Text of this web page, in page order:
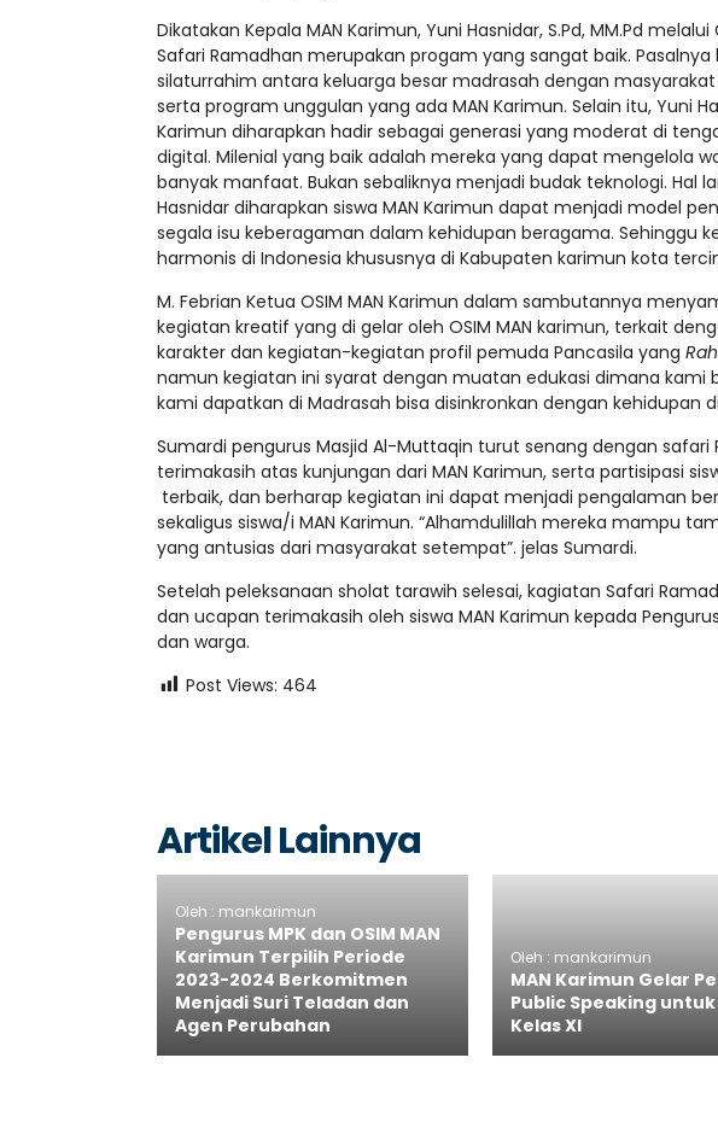
Dikatakan Kepala MAN Karimun, Yuni Hasnidar, S.Pd, MM.Pd
Safari Ramadhan merupakan progam yang sangat baik.
silaturrahim antara keluarga besar madrasah dengan
serta program unggulan yang ada MAN Karimun. Selain itu, Yuni
Karimun diharapkan hadir sebagai generasi yang moderat di
digital. Milenial yang baik adalah mereka yang dapat mengelola
banyak manfaat. Bukan sebaliknya menjadi budak teknologi. Hal
Hasnidar diharapkan siswa MAN Karimun dapat menjadi model
segala isu keberagaman dalam kehidupan beragama. Sehinggu
harmonis di Indonesia khususnya di Kabupaten karimun kota
M. Febrian Ketua OSIM MAN Karimun dalam sambutannya
kegiatan kreatif yang di gelar oleh OSIM MAN karimun, terkait
karakter dan kegiatan-kegiatan profil pemuda Pancasila yang
namun kegiatan ini syarat dengan muatan edukasi dimana kami
kami dapatkan di Madrasah bisa disinkronkan dengan kehidupan
Sumardi pengurus Masjid Al-Muttaqin turut senang dengan
terimakasih atas kunjungan dari MAN Karimun, serta partisipasi
terbaik, dan berharap kegiatan ini dapat menjadi pengalaman
sekaligus siswa/i MAN Karimun. “Alhamdulillah mereka mampu
yang antusias dari masyarakat setempat”. jelas Sumardi.
Setelah peleksanaan sholat tarawih selesai, kagiatan Safari
dan ucapan terimakasih oleh siswa MAN Karimun kepada
dan warga.
Post Views: 464
Artikel Lainnya
Oleh : mankarimun
Pengurus MPK dan OSIM MAN
Karimun Terpilih Periode
2023-2024 Berkomitmen
Menjadi Suri Teladan dan
Agen Perubahan
Oleh : mankarimun
MAN Karimun Gelar
Public Speaking untuk
Kelas XI